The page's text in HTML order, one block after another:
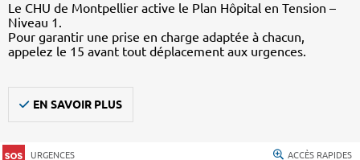
Le CHU de Montpellier active le Plan Hôpital en Tension –
Niveau 1.
Pour garantir une prise en charge adaptée à chacun,
appelez le 15 avant tout déplacement aux urgences.
EN SAVOIR PLUS
URGENCES ACCÈS RAPIDES